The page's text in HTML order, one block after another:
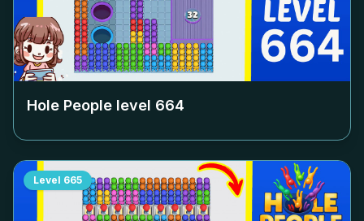
Hole People level 664
Level 665